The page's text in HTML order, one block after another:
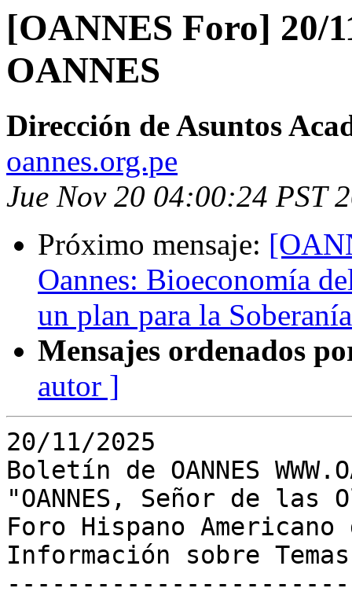
[OANNES Foro] 20/
OANNES
Dirección de Asuntos
oannes.org.pe
Jue Nov 20 04:00:24 PST
Próximo mensaje:
Oannes: Bioeconomía
un plan para la
Mensajes ordenados
autor ]
20/11/2025
Boletín de OANNES
"OANNES, Señor de las
Foro Hispano
Información sobre